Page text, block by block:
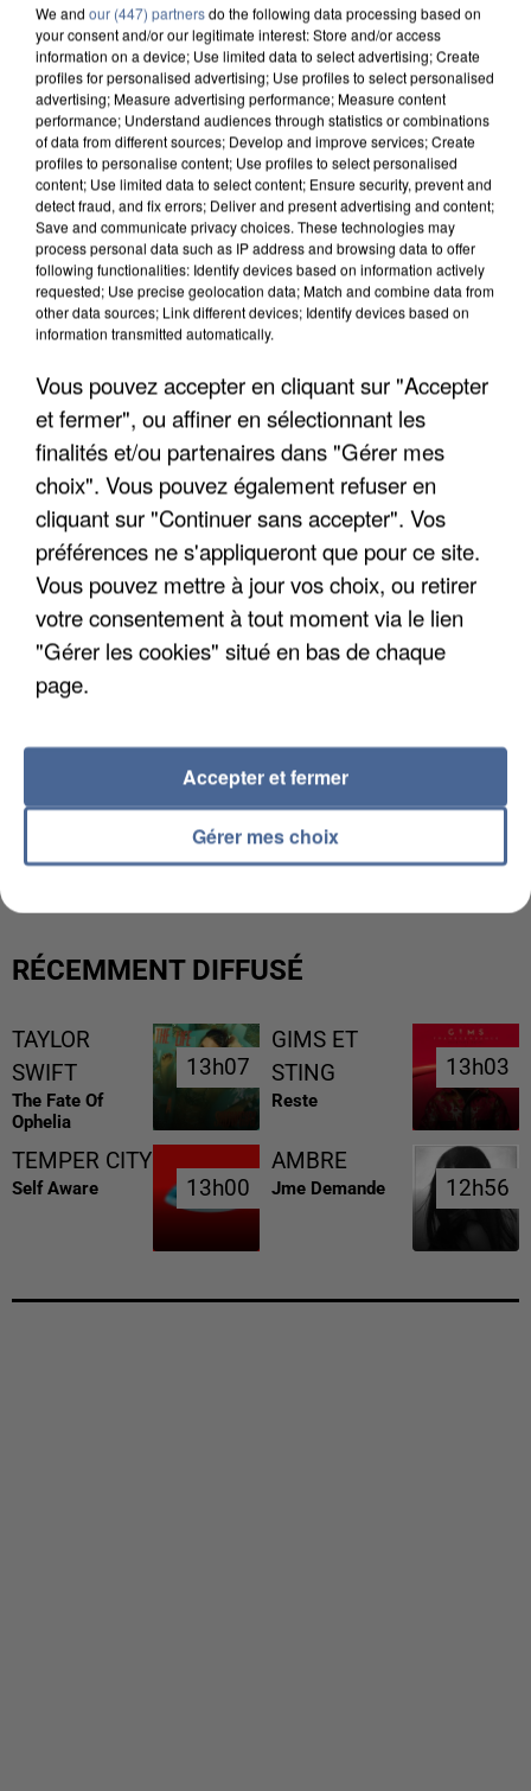
DE FAUNE SAUVAGE SONT...
L’UN DES FONDATEURS SUPPOSÉS DE LA DZ
MAFIA INTERPELLÉ EN ALGÉRIE
RÉCEMMENT DIFFUSÉ
TAYLOR
SWIFT
The Fate Of
Ophelia
13h07
13h07
GIMS ET
STING
Reste
13h03
13h03
TEMPER CITY
Self Aware 13h00
13h00
AMBRE
Jme Demande 12h56
12h56
We and our (447) partnersdo the following data processing based on
your consent and/or our legitimate interest: Store and/or access
information on a device; Use limited data to select advertising; Create
profiles for personalised advertising; Use profiles to select personalised
advertising; Measure advertising performance; Measure content
performance; Understand audiences through statistics or combinations
of data from different sources; Develop and improve services; Create
profiles to personalise content; Use profiles to select personalised
content; Use limited data to select content; Ensure security, prevent and
detect fraud, and fix errors; Deliver and present advertising and content;
Save and communicate privacy choices. These technologies may
process personal data such as IP address and browsing data to offer
following functionalities: Identify devices based on information actively
requested; Use precise geolocation data; Match and combine data from
other data sources; Link different devices; Identify devices based on
information transmitted automatically.
Vous pouvez accepter en cliquant sur "Accepter
et fermer", ou affiner en sélectionnant les
finalités et/ou partenaires dans "Gérer mes
choix". Vous pouvez également refuser en
cliquant sur "Continuer sans accepter". Vos
préférences ne s'appliqueront que pour ce site.
Vous pouvez mettre à jour vos choix, ou retirer
votre consentement à tout moment via le lien
"Gérer les cookies" situé en bas de chaque
page.
Gérer mes choix
Accepter et fermer